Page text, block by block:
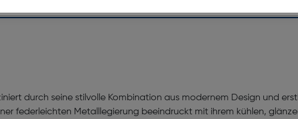
durch seine stilvolle Kombination aus modernem Design und
federleichten Metalllegierung beeindruckt mit ihrem kühlen,